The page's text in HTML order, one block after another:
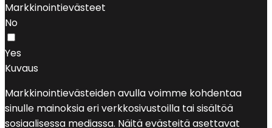
Markkinointievästeet
No
Yes
Kuvaus
Markkinointievästeiden avulla voimme kohdentaa
sinulle mainoksia eri verkkosivustoilla tai sisältöä
sosiaalisessa mediassa. Näitä evästeitä asettavat